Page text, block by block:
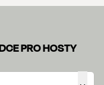
PRO HOSTY